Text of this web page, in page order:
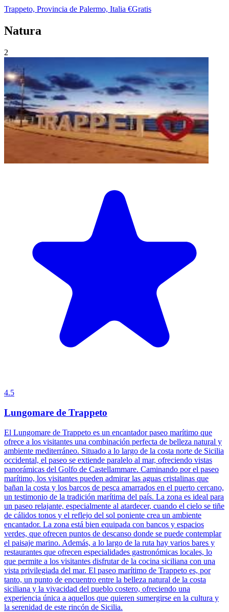
Trappeto, Provincia de Palermo, Italia €Gratis
Natura
2
4.5
Lungomare de Trappeto
El Lungomare de Trappeto es un encantador paseo marítimo que
ofrece a los visitantes una combinación perfecta de belleza natural y
ambiente mediterráneo. Situado a lo largo de la costa norte de Sicilia
occidental, el paseo se extiende paralelo al mar, ofreciendo vistas
panorámicas del Golfo de Castellammare. Caminando por el paseo
marítimo, los visitantes pueden admirar las aguas cristalinas que
bañan la costa y los barcos de pesca amarrados en el puerto cercano,
un testimonio de la tradición marítima del país. La zona es ideal para
un paseo relajante, especialmente al atardecer, cuando el cielo se tiñe
de cálidos tonos y el reflejo del sol poniente crea un ambiente
encantador. La zona está bien equipada con bancos y espacios
verdes, que ofrecen puntos de descanso donde se puede contemplar
el paisaje marino. Además, a lo largo de la ruta hay varios bares y
restaurantes que ofrecen especialidades gastronómicas locales, lo
que permite a los visitantes disfrutar de la cocina siciliana con una
vista privilegiada del mar. El paseo marítimo de Trappeto es, por
tanto, un punto de encuentro entre la belleza natural de la costa
siciliana y la vivacidad del pueblo costero, ofreciendo una
experiencia única a aquellos que quieren sumergirse en la cultura y
la serenidad de este rincón de Sicilia.